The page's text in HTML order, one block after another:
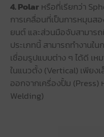
4. Polarหรือที่เรียกว่า
การเคลื่อนที่เป็นการหมุนส
ยนต์ และส่วนมือจับสามาร
ประเภทนี้ สามารถทำงานใ
เชื่อมรูปแบบต่าง ๆ ได้ดี เห
ในแนวตั้ง (Vertical) เพียง
ออกจากเครื่องปั้ม (Press)
Welding)